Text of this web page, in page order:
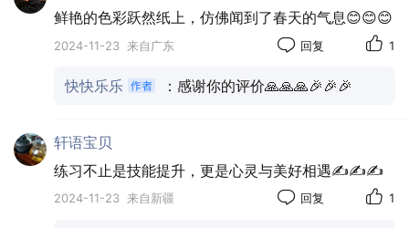
鲜艳的色彩跃然纸上，仿佛闻到了春天的气息😊😊😊
2024-11-23 来自广东 回复 1
快快乐乐 ：感谢你的评价🙏🙏🙏🎉🎉🎉
轩语宝贝
练习不止是技能提升，更是心灵与美好相遇✍️✍️✍️
2024-11-23 来自新疆 回复 1